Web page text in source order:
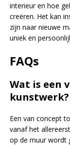
interieur en hoe
creëren. Het kan
zijn naar nieuwe
uniek en
FAQs
Wat is een
kunstwerk?
Een van concept
vanaf het
op de muur wordt